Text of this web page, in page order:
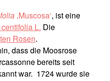
‚Muscosa‘, ist eine
L. Die
Rosen.
dass die Moosrose
bereits seit
war. 1724 wurde sie